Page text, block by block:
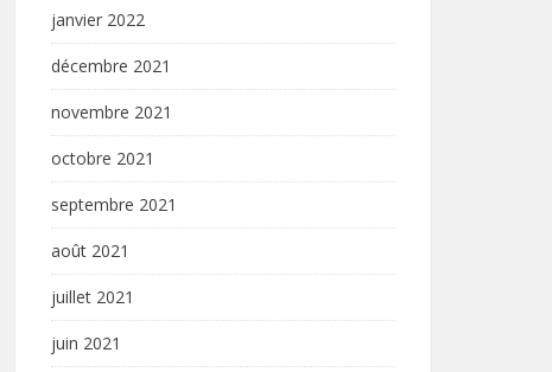
janvier 2022
décembre 2021
novembre 2021
octobre 2021
septembre 2021
août 2021
juillet 2021
juin 2021